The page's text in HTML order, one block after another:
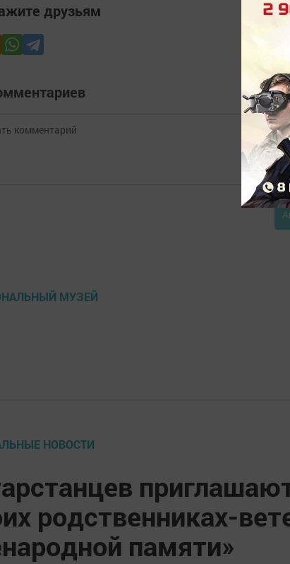
друзьям
МУЗЕЙ
НОВОСТИ
родственниках-
памяти»